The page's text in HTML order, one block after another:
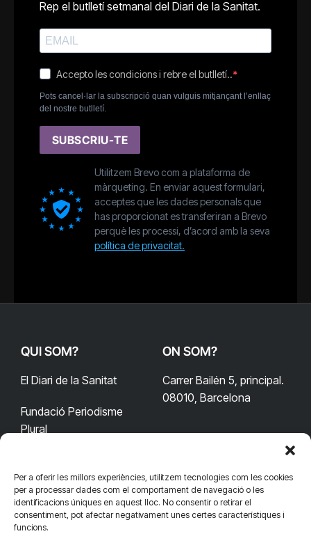
Per a oferir les millors experiències, utilitzem tecnologies com les cookies
per a processar dades com el comportament de navegació o les
identificacions úniques en aquest lloc. No consentir o retirar el
consentiment, pot afectar negativament unes certes característiques i
funcions.
Rep el butlletí setmanal del Diari de la Sanitat.
Accepto les condicions i rebre el butlletí..
Pots cancel·lar la subscripció quan vulguis mitjançant l’enllaç
del nostre butlletí.
SUBSCRIU-TE
Utilitzem Brevo com a plataforma de
màrqueting. En enviar aquest formulari,
acceptes que les dades personals que
has proporcionat es transferiran a Brevo
perquè les processi, d’acord amb la seva
política de privacitat.
QUI SOM?
El Diari de la Sanitat
Fundació Periodisme
Plural
ON SOM?
Carrer Bailén 5, principal.
08010, Barcelona
CONTACTA'NS
redaccio@diarisanitat.cat
CONNECTA